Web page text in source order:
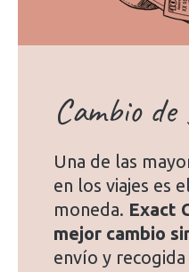
Cambio
Una de las
en los viajes es
moneda. Exact
mejor cambio
envío y